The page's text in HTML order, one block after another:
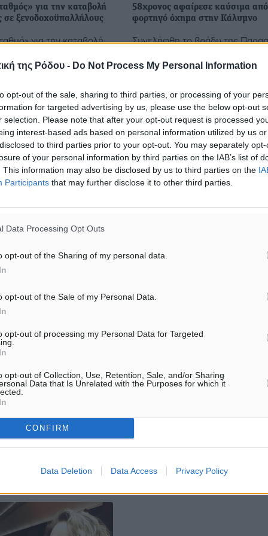
της Ρόδου - Do Not Process My Personal Information
opt-out of the sale, sharing to third parties, or processing of your
for targeted advertising by us, please use the below opt-out
selection. Please note that after your opt-out request is processed
interest-based ads based on personal information utilized by us
to third parties prior to your opt-out. You may separately
of your personal information by third parties on the IAB’s list of
This information may also be disclosed by us to third parties on the
Participants that may further disclose it to other third parties.
Data Processing Opt Outs
opt-out of the Sharing of my personal data.
opt-out of the Sale of my Personal Data.
opt-out of processing my Personal Data for Targeted
opt-out of Collection, Use, Retention, Sale, and/or Sharing
Data that Is Unrelated with the Purposes for which it
CONFIRM
Data Deletion Data Access Privacy Policy
για την καταβολή
σε ξενοδοχοϋπαλλήλους
για την καταβολή
εποχιακά, ήτοι με
όταν αποχωρούν
58χρονος αφαίρεσε καύσιμα από
φορτηγό όχημα στην Κάλυμνο
Συνελήφθη το βράδυ της
Αστυνομικού Τμήματος
οποίου σχηματίστηκε ποινική
δικογραφία ...
05.08.18, 08:12
Παπασάββα,
θαλασσινό νερό έχει
όχι μόνο. Από την
πολύτιμες ιδιότητες του
περιφερόμενος θίασος
Συνέντευξη στην Πέγκυ
πεποίθηση ότι «Ο κομματικός
(Ν.Δ.), τόσο σε εθνικό, όσο και
εγρήγορση» ...
05.08.18, 08:07